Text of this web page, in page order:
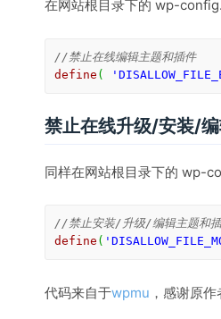
在网站根目录下的 wp-
//禁止在线编辑主题和插件
define (
禁止在线升级/安装/
同样在网站根目录下的 wp-
//禁止安装/升级/编辑主题和
define (
代码来自于wpmu ，感谢原作